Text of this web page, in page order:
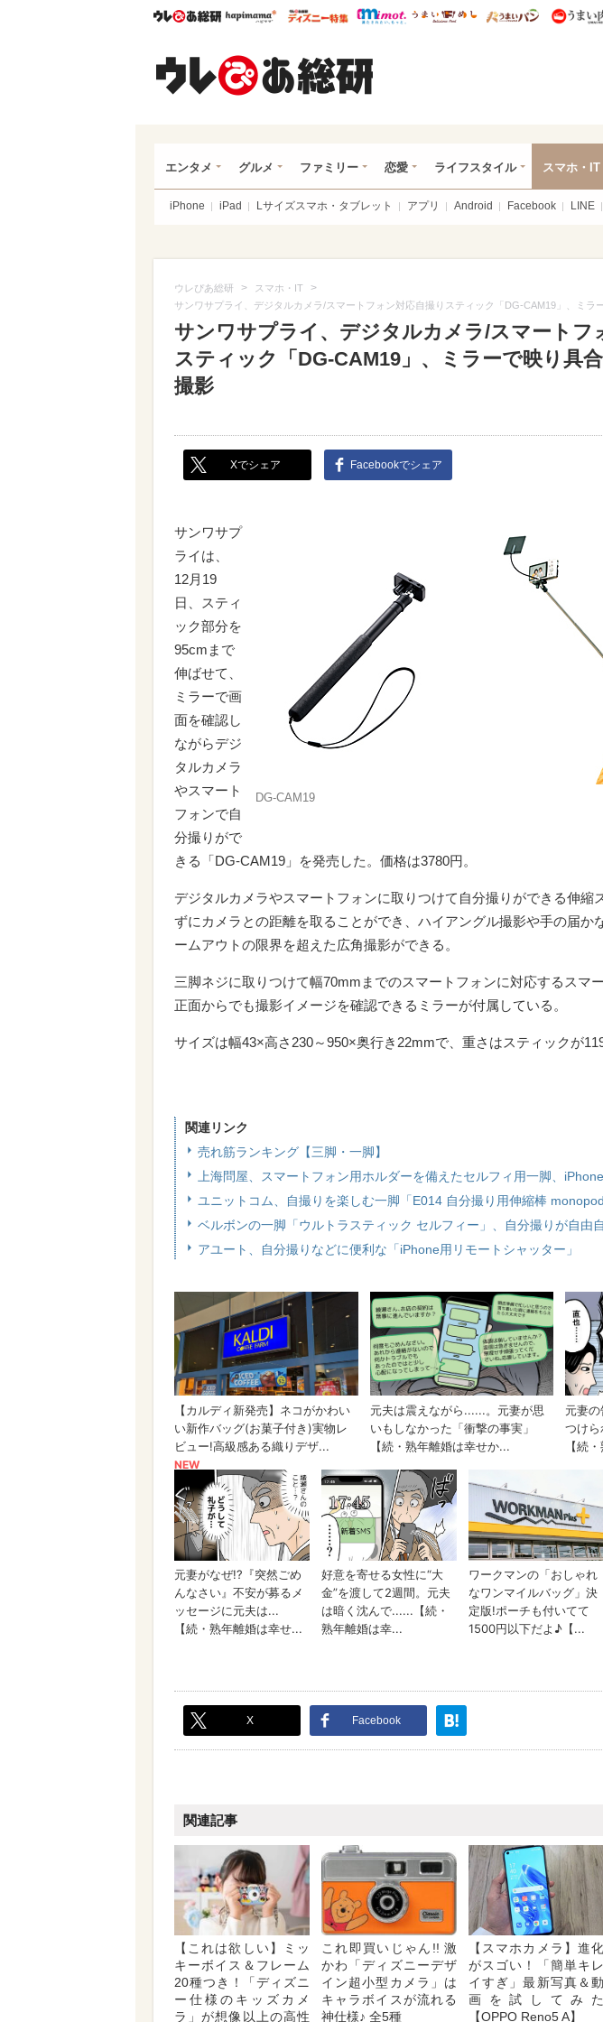
ウレぴあ総研ハピママ* ウレぴあ総研 ディズニー特集
mimot. うまいめし うまいパ
エンタメ グルメ ファミリー 恋愛 ライフスタイル スマホ・IT
iPhone iPad Lサイズスマホ・タブレット アプリ Android Facebook LINE
ウレぴあ総研 > スマホ・IT >
サンワサプライ、デジタルカメラ/スマートフォン対応自撮りスティック「DG-CAM19」、ミラ
サンワサプライ、デジタルカメラ/スマートフ
スティック「DG-CAM19」、ミラーで映り具
撮影
Xでシェア Facebookでシェア
DG-CAM19
サンワサプ
ライは、
12月19
日、スティ
ック部分を
95cmまで
伸ばせて、
ミラーで画
面を確認し
ながらデジ
タルカメラ
やスマート
フォンで自
分撮りがで
きる「DG-CAM19」を発売した。価格は3780円。
デジタルカメラやスマートフォンに取りつけて自分撮りができる伸縮
ずにカメラとの距離を取ることができ、ハイアングル撮影や手の届か
ームアウトの限界を超えた広角撮影ができる。
三脚ネジに取りつけて幅70mmまでのスマートフォンに対応するスマ
正面からでも撮影イメージを確認できるミラーが付属している。
サイズは幅43×高さ230～950×奥行き22mmで、重さはスティックが
関連リンク
売れ筋ランキング【三脚・一脚】
上海問屋、スマートフォン用ホルダーを備えたセルフィ用一脚、
ユニットコム、自撮りを楽しむ一脚「E014 自分撮り用伸縮棒 monopod
ベルボンの一脚「ウルトラスティック セルフィー」、自分撮りが自由
アユート、自分撮りなどに便利な「iPhone用リモートシャッター」
X Facebook
関連記事
【これは欲しい】ミッ
キーボイス＆フレーム
20種つき！「ディズニ
ー仕様のキッズカメ
ラ」が想像以上の高性
これ即買いじゃん!! 激
かわ「ディズニーデザ
イン超小型カメラ」は
キャラボイスが流れる
神仕様♪ 全5種
【スマホカメラ】進化
がスゴい！「簡単キレ
イすぎ」最新写真＆動
画を試してみた
【OPPO Reno5 A】